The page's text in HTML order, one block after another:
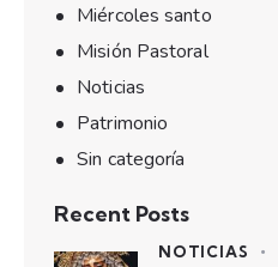
Miércoles santo
Misión Pastoral
Noticias
Patrimonio
Sin categoría
Recent Posts
NOTICIAS